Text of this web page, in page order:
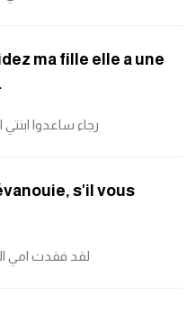
ma fille elle a une
رجاء ساعدوا ابنتي
s'il vous
لقد فقدت امي